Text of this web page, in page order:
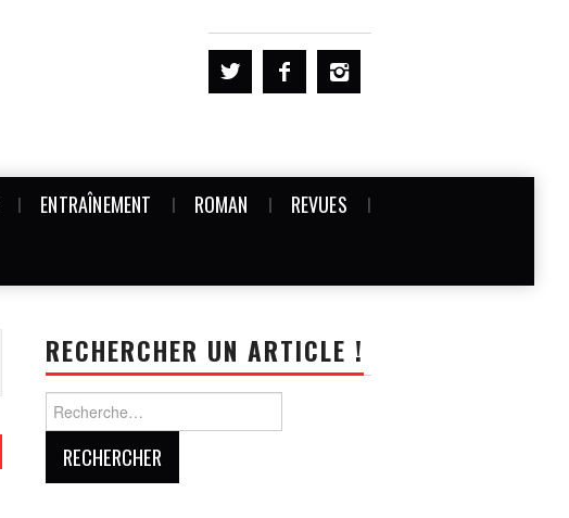
ENTRAÎNEMENT ROMAN
REVUES
RECHERCHER UN ARTICLE !